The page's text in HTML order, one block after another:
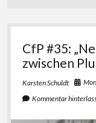
Satzung
Impressum
#L20J – Zwanzig
instagram
blueskyemail-
CfP #35:
zwischen
Karsten Schuldt
Kommentar